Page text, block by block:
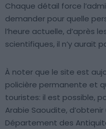
Chaque détail force
demander pour quelle
l’heure actuelle, d’après
scientifiques, il n’y aurait
À noter que le site est
policière permanente et
touristes: il est possible,
Arabie Saoudite,
Département des